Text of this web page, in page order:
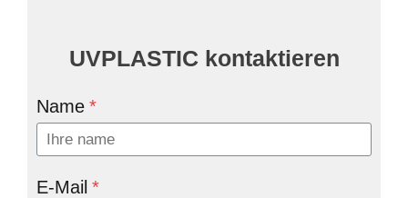
UVPLASTIC kontaktieren
Name *
E-Mail *